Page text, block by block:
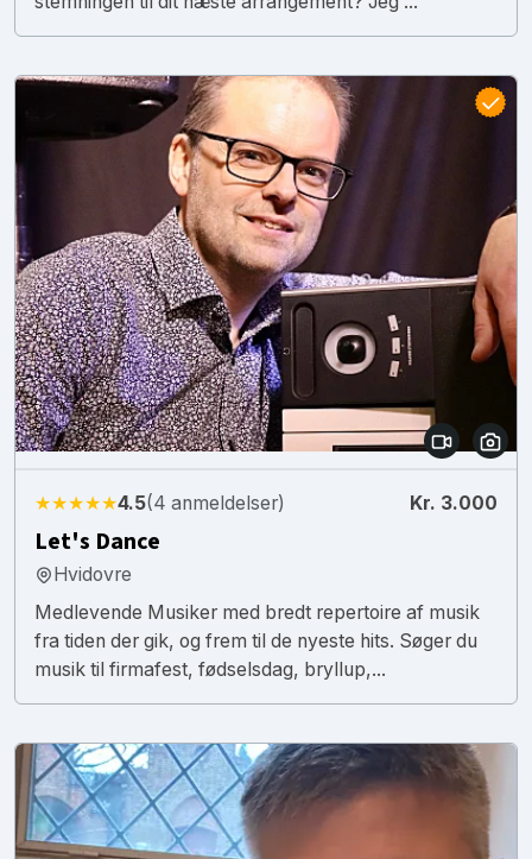
★★★★★4.5(4 anmeldelser) Kr. 3.000
Let's Dance
Hvidovre
Medlevende Musiker med bredt repertoire af musik
fra tiden der gik, og frem til de nyeste hits. Søger du
musik til firmafest, fødselsdag, bryllup,...